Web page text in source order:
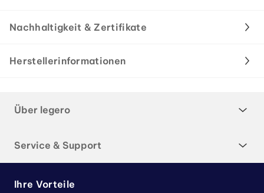
Nachhaltigkeit & Zertifikate
Herstellerinformationen
Über legero
Service & Support
Ihre Vorteile